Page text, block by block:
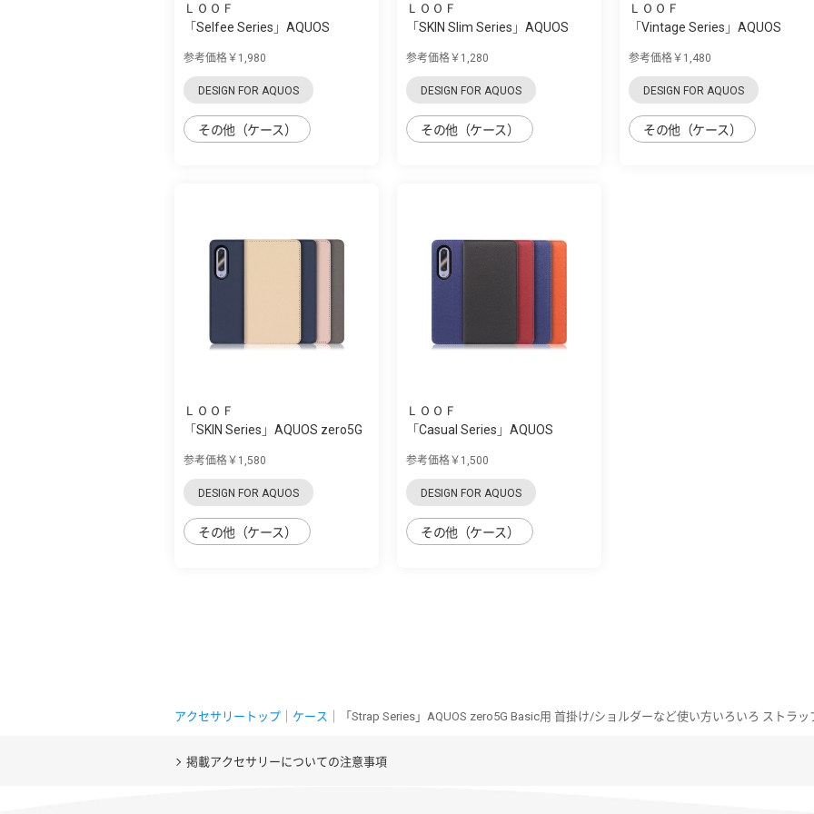
ＬＯＯＦ
「Selfee Series」AQUOS
参考価格￥1,980
DESIGN FOR AQUOS
その他（ケース）
ＬＯＯＦ
「SKIN Slim Series」AQUOS
参考価格￥1,280
DESIGN FOR AQUOS
その他（ケース）
ＬＯＯＦ
「Vintage Series」AQUOS
参考価格￥1,480
DESIGN FOR AQUOS
その他（ケース）
ＬＯＯＦ
「SKIN Series」AQUOS zero5G
参考価格￥1,580
DESIGN FOR AQUOS
その他（ケース）
ＬＯＯＦ
「Casual Series」AQUOS
参考価格￥1,500
DESIGN FOR AQUOS
その他（ケース）
アクセサリートップ ケース ｜「Strap Series」AQUOS zero5G Basic用 首掛け/ショルダーなど使い方いろいろ ストラ
掲載アクセサリーについての注意事項